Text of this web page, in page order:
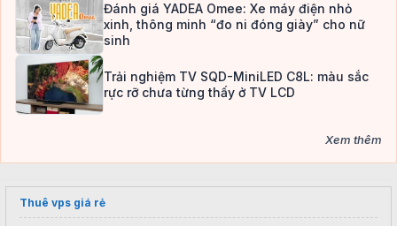
Đánh giá YADEA Omee: Xe máy điện nhỏ
xinh, thông minh “đo ni đóng giày” cho nữ
sinh
Trải nghiệm TV SQD-MiniLED C8L: màu sắc
rực rỡ chưa từng thấy ở TV LCD
Xem thêm
Thuê vps giá rẻ